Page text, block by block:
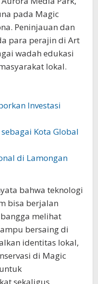
pada Magic
Peninjauan dan
para perajin di Art
wadah edukasi
lokal.
Investasi
sebagai Kota Global
di Lamongan
bahwa teknologi
bisa berjalan
melihat
bersaing di
identitas lokal,
di Magic
sekaligus